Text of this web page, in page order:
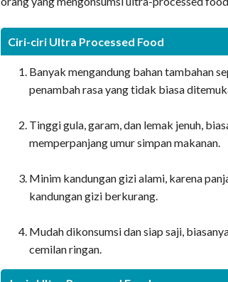
Ciri-ciri Ultra Processed Food
Banyak mengandung bahan tambahan
penambah rasa yang tidak biasa
Tinggi gula, garam, dan lemak jenuh,
memperpanjang umur simpan makanan.
Minim kandungan gizi alami, karena
kandungan gizi berkurang.
Mudah dikonsumsi dan siap saji,
cemilan ringan.